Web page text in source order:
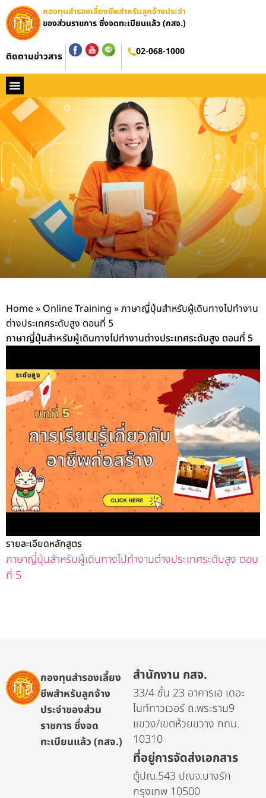
กองทุนสำรองเลี้ยงชีพสำหรับลูกจ้างประจำ
ของส่วนราชการ ซึ่งจดทะเบียนแล้ว (กสจ.)
ติดตามข่าวสาร 02-068-1000
อบรมออนไลน์
Home» Online Training »ภาษาญี่ปุ่นสำหรับผู้เดินทางไปทำงาน
ต่างประเทศระดับสูง ตอนที่ 5
ภาษาญี่ปุ่นสำหรับผู้เดินทางไปทำงานต่างประเทศระดับสูง ตอนที่ 5
รายละเอียดหลักสูตร
ภาษาญี่ปุ่นสำหรับผู้เดินทางไปทำงานต่างประเทศระดับสูง ตอน
ที่ 5
กองทุนสำรองเลี้ยง
ชีพสำหรับลูกจ้าง
ประจำของส่วน
ราชการ ซึ่งจด
ทะเบียนแล้ว (กสจ.)
สำนักงาน กสจ.
33/4 ชั้น 23 อาคารเอ เดอะ
ไนท์ทาวเวอร์ ถ.พระราม9
แขวง/เขตห้วยขวาง กทม.
10310
ที่อยู่การจัดส่งเอกสาร
ตู้ปณ.543 ปณจ.บางรัก
กรุงเทพ 10500